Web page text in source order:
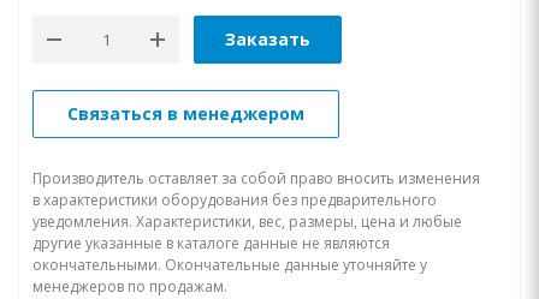
Заказать
Связаться в менеджером
Производитель оставляет за собой право вносить изменения
в характеристики оборудования без предварительного
уведомления. Характеристики, вес, размеры, цена и любые
другие указанные в каталоге данные не являются
окончательными. Окончательные данные уточняйте у
менеджеров по продажам.